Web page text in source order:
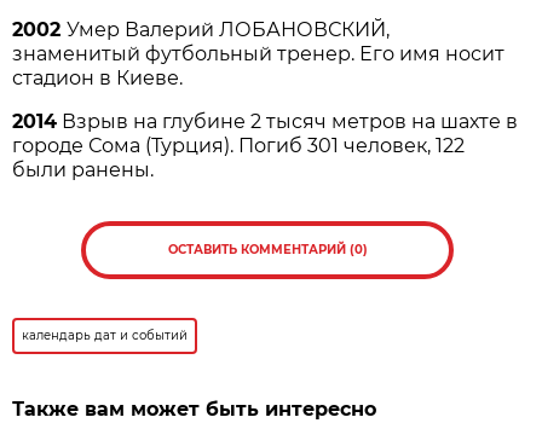
2002Умер Валерий ЛОБАНОВСКИЙ,
знаменитый футбольный тренер. Его имя носит
стадион в Киеве.
2014 Взрыв на глубине 2 тысяч метров на шахте в
городе Сома (Турция). Погиб 301 человек, 122
были ранены.
ОСТАВИТЬ КОММЕНТАРИЙ (0)
календарь дат и событий
Также вам может быть интересно